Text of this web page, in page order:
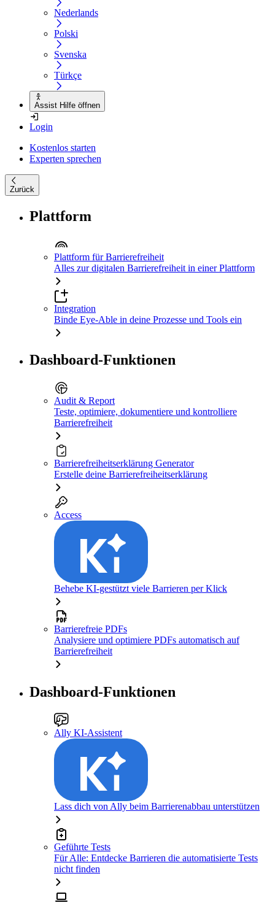
Nederlands
Polski
Svenska
Türkçe
Assist Hilfe öffnen
Login
Kostenlos starten
Experten sprechen
Zurück
Plattform
Plattform für Barrierefreiheit
Alles zur digitalen Barrierefreiheit in einer Plattform
Integration
Binde Eye-Able in deine Prozesse und Tools ein
Dashboard-Funktionen
Audit & Report
Teste, optimiere, dokumentiere und kontrolliere
Barrierefreiheit
Barrierefreiheitserklärung Generator
Erstelle deine Barrierefreiheitserklärung
Access
Behebe KI-gestützt viele Barrieren per Klick
Barrierefreie PDFs
Analysiere und optimiere PDFs automatisch auf
Barrierefreiheit
Dashboard-Funktionen
Ally KI-Assistent
Lass dich von Ally beim Barrierenabbau unterstützen
Geführte Tests
Für Alle: Entdecke Barrieren die automatisierte Tests
nicht finden